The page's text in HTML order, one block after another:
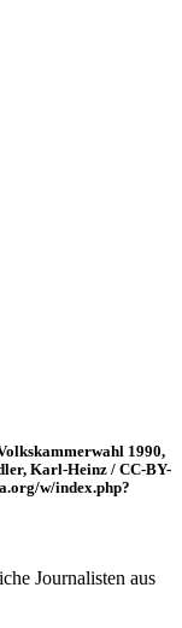
1990,
Karl-Heinz / CC-BY-
w/index.php?
Journalisten aus